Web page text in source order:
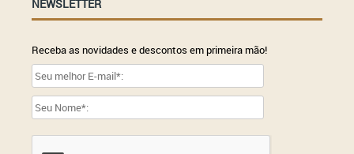
NEWSLETTER
Receba as novidades e descontos em primeira mão!